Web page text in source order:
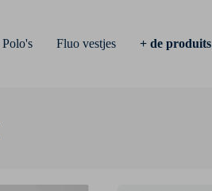
Polo's Fluo vestjes + de produits